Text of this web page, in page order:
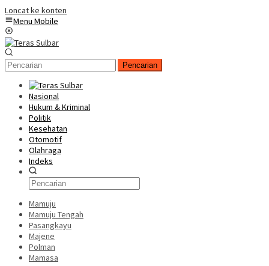
Loncat ke konten
Menu Mobile
Pencarian
Nasional
Hukum & Kriminal
Politik
Kesehatan
Otomotif
Olahraga
Indeks
Mamuju
Mamuju Tengah
Pasangkayu
Majene
Polman
Mamasa